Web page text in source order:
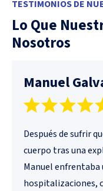
TESTIMONIOS DE
Lo Que
Nosotros
Manuel
Después de sufrir
cuerpo tras una
Manuel
hospitalizaciones,